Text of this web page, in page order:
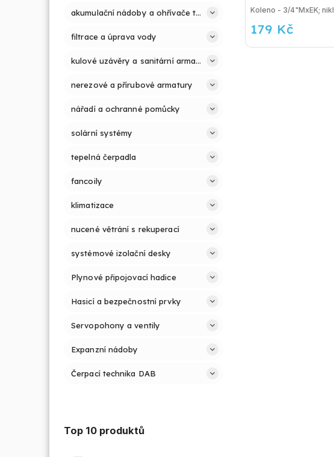
akumulační nádoby a ohřívače teplé vody
filtrace a úprava vody
kulové uzávěry a sanitární armatury
nerezové a přírubové armatury
nářadí a ochranné pomůcky
solární systémy
tepelná čerpadla
fancoily
klimatizace
nucené větrání s rekuperací
systémové izolační desky
Plynové připojovací hadice
Hasicí a bezpečnostní prvky
Servopohony a ventily
Expanzní nádoby
Čerpací technika DAB
Top 10 produktů
179 Kč
Koleno - 3/4"MxEK; nikl